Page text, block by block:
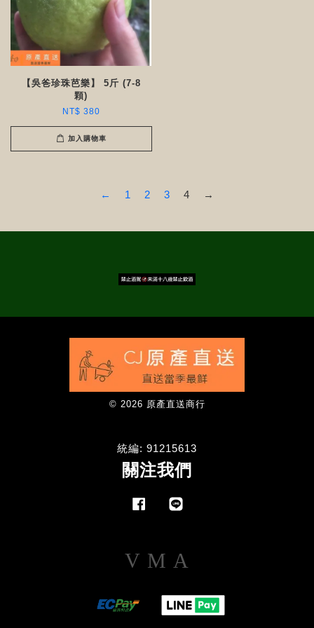
【吳爸珍珠芭樂】 5斤 (7-8
顆)
NT$ 380
加入購物車
← 1 2 3 4 →
© 2026 原產直送商行
統編: 91215613
關注我們
Facebook
Visa Master